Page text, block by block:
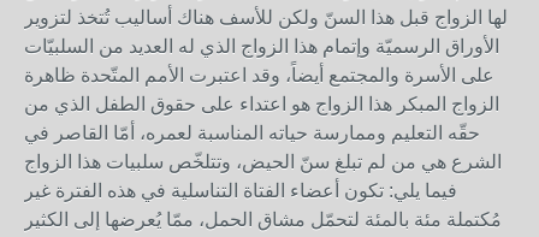
لها الزواج قبل هذا السنّ ولكن للأسف هناك أساليب تُتخذ لتزوير
الأوراق الرسميّة وإتمام هذا الزواج الذي له العديد من السلبيّات
على الأسرة والمجتمع أيضاً، وقد اعتبرت الأمم المتّحدة ظاهرة
الزواج المبكر هذا الزواج هو اعتداء على حقوق الطفل الذي من
حقّه التعليم وممارسة حياته المناسبة لعمره، أمّا القاصر في
الشرع هي من لم تبلغ سنّ الحيض، وتتلخّص سلبيات هذا الزواج
فيما يلي: تكون أعضاء الفتاة التناسلية في هذه الفترة غير
مُكتملة مئة بالمئة لتحمّل مشاق الحمل، ممّا يُعرضها إلى الكثير